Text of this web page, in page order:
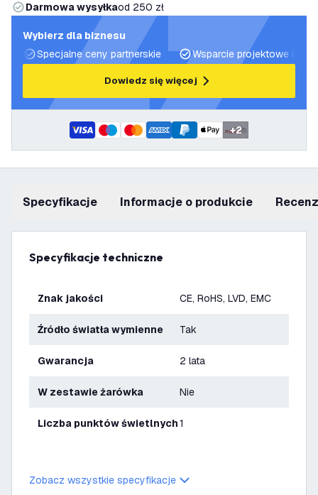
Darmowa wysyłkaod 250 zł
Wybierz dla biznesu
Specjalne ceny partnerskie
Wsparcie projektowe i
Dowiedz się więcej
+2
Specyfikacje informacje o produkcie
Specyfikacje techniczne
Znak jakości CE, RoHS, LVD, EMC
Źródło światła wymienne Tak
Gwarancja 2 lata
W zestawie żarówka Nie
Liczba punktów świetlnych1
Zobacz wszystkie specyfikacje